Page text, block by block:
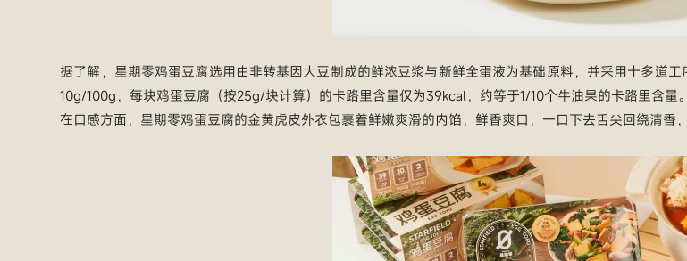
据了解，星期零鸡蛋豆腐选用由非转基因大豆制成的鲜浓豆浆与新鲜全蛋液为基础原料，并采用十多道
10g/100g，每块鸡蛋豆腐（按25g/块计算）的卡路里含量仅为39kcal，约等于1/10个牛油果的卡路里含量。
在口感方面，星期零鸡蛋豆腐的金黄虎皮外衣包裹着鲜嫩爽滑的内馅，鲜香爽口，一口下去舌尖回绕清香